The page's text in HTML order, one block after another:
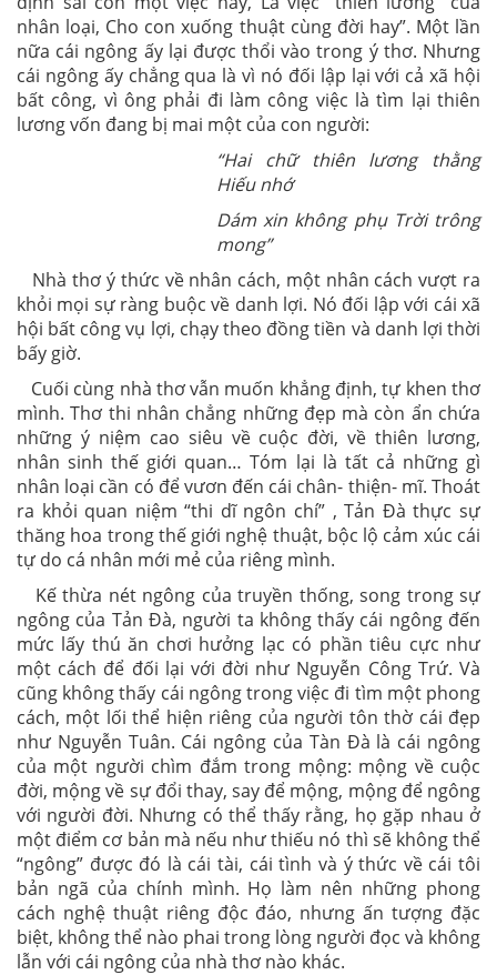
nhân loại, Cho con xuống thuật cùng đời hay”. Một lần
nữa cái ngông ấy lại được thổi vào trong ý thơ. Nhưng
cái ngông ấy chẳng qua là vì nó đối lập lại với cả xã hội
bất công, vì ông phải đi làm công việc là tìm lại thiên
lương vốn đang bị mai một của con người:
“Hai chữ thiên lương thằng
Hiếu nhớ
Dám xin không phụ Trời trông
mong”
Nhà thơ ý thức về nhân cách, một nhân cách vượt ra
khỏi mọi sự ràng buộc về danh lợi. Nó đối lập với cái xã
hội bất công vụ lợi, chạy theo đồng tiền và danh lợi thời
bấy giờ.
Cuối cùng nhà thơ vẫn muốn khẳng định, tự khen thơ
mình. Thơ thi nhân chẳng những đẹp mà còn ẩn chứa
những ý niệm cao siêu về cuộc đời, về thiên lương,
nhân sinh thế giới quan… Tóm lại là tất cả những gì
nhân loại cần có để vươn đến cái chân- thiện- mĩ. Thoát
ra khỏi quan niệm “thi dĩ ngôn chí” , Tản Đà thực sự
thăng hoa trong thế giới nghệ thuật, bộc lộ cảm xúc cái
tự do cá nhân mới mẻ của riêng mình.
Kế thừa nét ngông của truyền thống, song trong sự
ngông của Tản Đà, người ta không thấy cái ngông đến
mức lấy thú ăn chơi hưởng lạc có phần tiêu cực như
một cách để đối lại với đời như Nguyễn Công Trứ. Và
cũng không thấy cái ngông trong việc đi tìm một phong
cách, một lối thể hiện riêng của người tôn thờ cái đẹp
như Nguyễn Tuân. Cái ngông của Tàn Đà là cái ngông
của một người chìm đắm trong mộng: mộng về cuộc
đời, mộng về sự đổi thay, say để mộng, mộng để ngông
với người đời. Nhưng có thể thấy rằng, họ gặp nhau ở
một điểm cơ bản mà nếu như thiếu nó thì sẽ không thể
“ngông” được đó là cái tài, cái tình và ý thức về cái tôi
bản ngã của chính mình. Họ làm nên những phong
cách nghệ thuật riêng độc đáo, nhưng ấn tượng đặc
biệt, không thể nào phai trong lòng người đọc và không
lẫn với cái ngông của nhà thơ nào khác.